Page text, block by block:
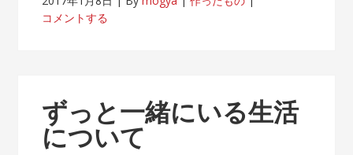
コメントする
ずっと一緒にいる生活
について